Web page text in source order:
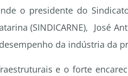
o presidente do
(SINDICARNE), José
da indústria da
e o forte